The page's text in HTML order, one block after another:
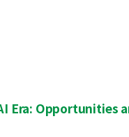
Era: Opportunities